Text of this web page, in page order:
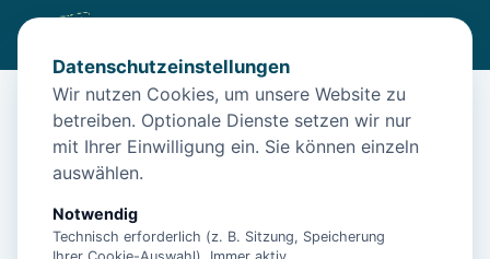
Diese Unterkunft ist aktuell nicht
buchbar
Datenschutzeinstellungen
Wir nutzen Cookies, um unsere Website zu
betreiben. Optionale Dienste setzen wir nur
mit Ihrer Einwilligung ein. Sie können einzeln
auswählen.
Notwendig
Technisch erforderlich (z. B. Sitzung, Speicherung